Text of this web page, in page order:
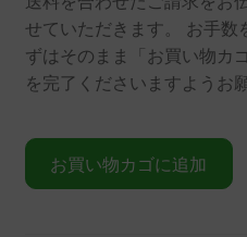
せていただきます。 お手数
ずはそのまま「お買い物カ
を完了くださいますようお
マ
ラ
お買い物カゴに追加